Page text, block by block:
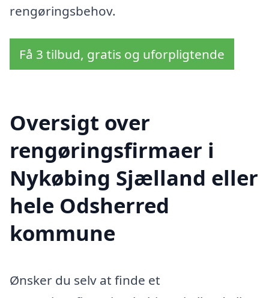
rengøringsbehov.
Få 3 tilbud, gratis og uforpligtende
Oversigt over
rengøringsfirmaer i
Nykøbing Sjælland eller
hele Odsherred
kommune
Ønsker du selv at finde et